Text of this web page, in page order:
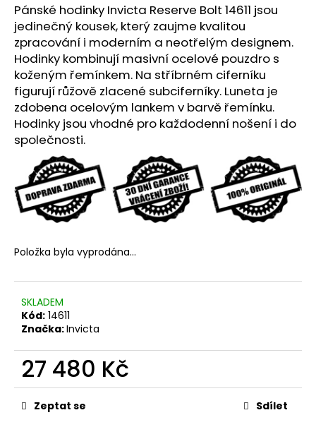
Pánské hodinky Invicta Reserve Bolt 14611 jsou
jedinečný kousek, který zaujme kvalitou
zpracování i moderním a neotřelým designem.
Hodinky kombinují masivní ocelové pouzdro s
koženým řemínkem. Na stříbrném ciferníku
figurují růžově zlacené subciferníky. Luneta je
zdobena ocelovým lankem v barvě řemínku.
Hodinky jsou vhodné pro každodenní nošení i do
společnosti.
Položka byla vyprodána…
SKLADEM
Kód: 14611
Značka:Invicta
27 480 Kč
Měrná
cena:Zeptat se Sdílet